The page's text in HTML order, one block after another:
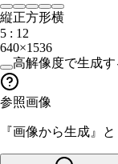
縦正方形横
5 : 12
640×1536
高解像度で生成す
参照画像
『画像から生成』